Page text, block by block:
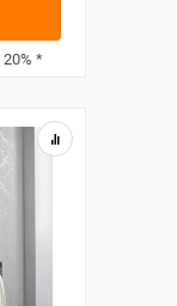
20% *